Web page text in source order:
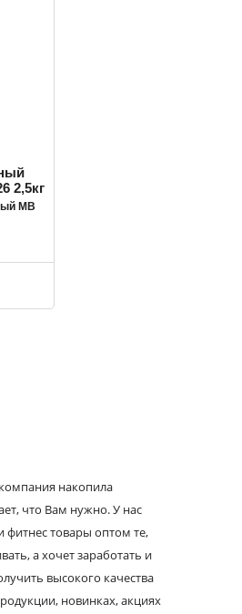
MB
накопила
что Вам нужно. У нас
фитнес товары оптом те,
а хочет заработать и
высокого качества
новинках, акциях